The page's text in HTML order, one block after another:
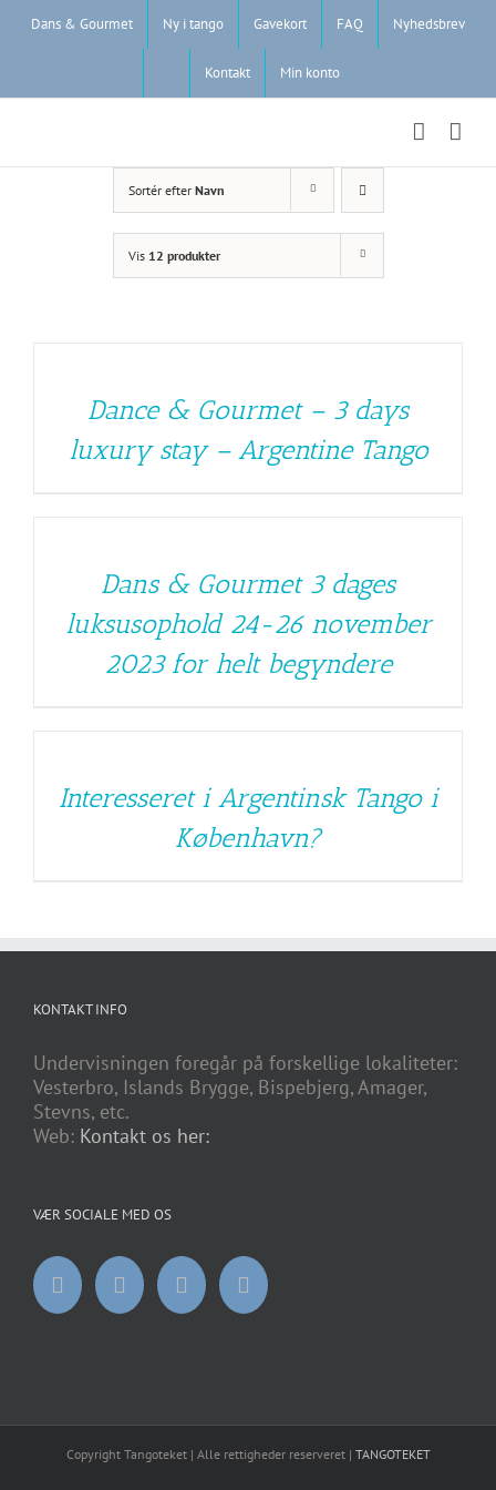
Dans & Gourmet Ny i tango Gavekort FAQ Nyhedsbrev
Kontakt Min konto
Sortér efter Navn
Vis 12 produkter
Dance & Gourmet – 3 days
luxury stay – Argentine Tango
Dans & Gourmet 3 dages
luksusophold 24-26 november
2023 for helt begyndere
Interesseret i Argentinsk Tango i
København?
KONTAKT INFO
Undervisningen foregår på forskellige lokaliteter:
Vesterbro, Islands Brygge, Bispebjerg, Amager,
Stevns, etc.
Web: Kontakt os her:
VÆR SOCIALE MED OS
Copyright Tangoteket | Alle rettigheder reserveret | TANGOTEKET